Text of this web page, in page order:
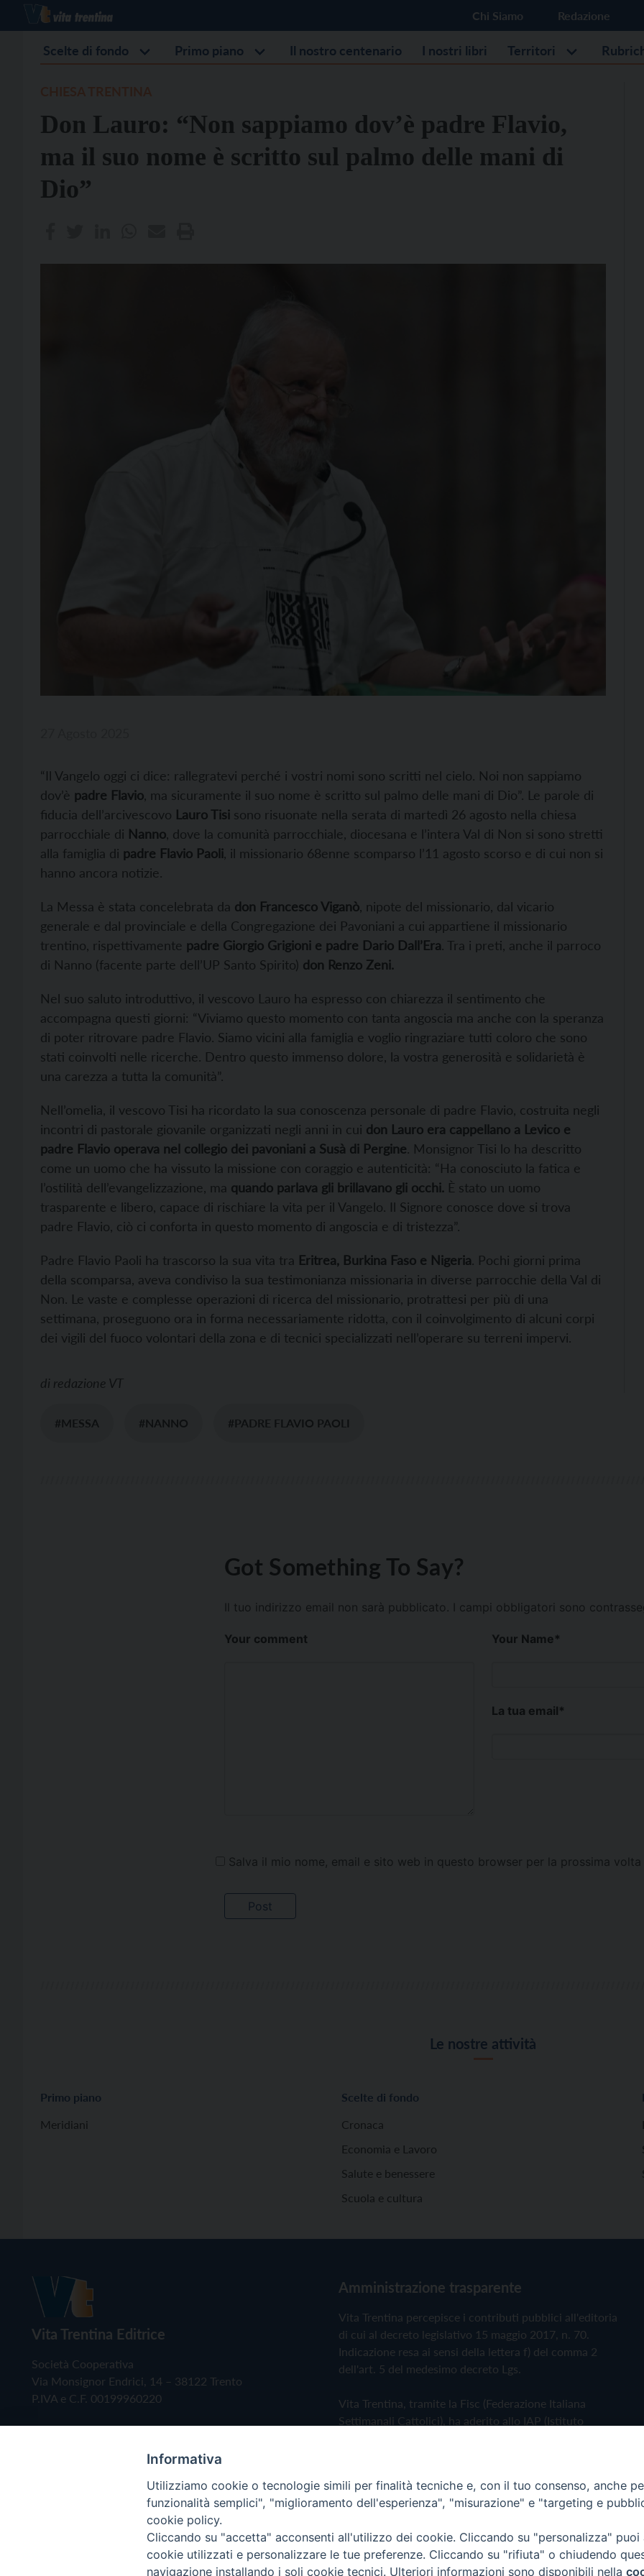
Chi Siamo Redazione
Scelte di fondo Primo piano Il nostro centenario I nostri libri Territori
Don Lauro: “Non sappiamo dov’è padre Flavio,
ma il suo nome è scritto sul palmo delle mani di
Dio”
“Il Vangelo oggi ci dice: rallegratevi perché i vostri nomi sono scritti nel cielo. Noi non sappiamo
dov’è padre Flavio , ma sicuramente il suo nome è scritto sul palmo delle mani di Dio”. Le parole di
fiducia dell’arcivescovo Lauro Tisi sono risuonate nella serata di martedì 26 agosto nella chiesa
parrocchiale di Nanno , dove la comunità parrocchiale, diocesana e l’intera Val di Non si sono stretti
alla famiglia di padre Flavio Paoli , il missionario 68enne scomparso l’11 agosto scorso e di cui non si
hanno ancora notizie.
La Messa è stata concelebrata da don Francesco Viganò , nipote del missionario, dal vicario
generale e dal provinciale e della Congregazione dei Pavoniani a cui appartiene il missionario
trentino, rispettivamente padre Giorgio Grigioni e padre Dario Dall’Era. Tra i preti, anche il parroco
di Nanno (facente parte dell’UP Santo Spirito) don Renzo Zeni.
Nel suo saluto introduttivo, il vescovo Lauro ha espresso con chiarezza il sentimento che
accompagna questi giorni: “Viviamo questo momento con tanta angoscia ma anche con la speranza
di poter ritrovare padre Flavio. Siamo vicini alla famiglia e voglio ringraziare tutti coloro che sono
stati coinvolti nelle ricerche. Dentro questo immenso dolore, la vostra generosità e solidarietà è
una carezza a tutta la comunità”.
Nell’omelia, il vescovo Tisi ha ricordato la sua conoscenza personale di padre Flavio, costruita negli
incontri di pastorale giovanile organizzati negli anni in cui don Lauro era cappellano a Levico e
padre Flavio operava nel collegio dei pavoniani a Susà di Pergine. Monsignor Tisi lo ha descritto
come un uomo che ha vissuto la missione con coraggio e autenticità: “Ha conosciuto la fatica e
l’ostilità dell’evangelizzazione, ma quando parlava gli brillavano gli occhi. È stato un uomo
trasparente e libero, capace di rischiare la vita per il Vangelo. Il Signore conosce dove si trova
padre Flavio, ciò ci conforta in questo momento di angoscia e di tristezza”.
Padre Flavio Paoli ha trascorso la sua vita tra Eritrea, Burkina Faso e Nigeria. Pochi giorni prima
della scomparsa, aveva condiviso la sua testimonianza missionaria in diverse parrocchie della Val di
Non. Le vaste e complesse operazioni di ricerca del missionario, protrattesi per più di una
settimana, proseguono ora in forma necessariamente ridotta, con il coinvolgimento di alcuni corpi
dei vigili del fuoco volontari della zona e di tecnici specializzati nell’operare su terreni impervi.
di redazione VT
#MESSA #NANNO #PADRE FLAVIO PAOLI
Got Something To Say?
Il tuo indirizzo email non sarà pubblicato. I campi obbligatori sono
Your comment Your Name*
La tua email*
Salva il mio nome, email e sito web in questo browser per la prossima
Le nostre attività
Primo piano
Meridiani
Scelte di fondo
Cronaca
Economia e Lavoro
Salute e benessere
Scuola e cultura
Vita Trentina Editrice
Società Cooperativa
Via Monsignor Endrici, 14 – 38122 Trento
P.IVA e C.F. 00199960220
Amministrazione trasparente
Vita Trentina percepisce i contributi pubblici all'editoria
di cui al decreto legislativo 15 maggio 2017, n. 70.
Indicazione resa ai sensi della lettera f) del comma 2
dell'art. 5 del medesimo decreto Lgs.
Vita Trentina, tramite la Fisc (Federazione Italiana
Settimanali Cattolici), ha aderito allo IAP (Istituto
Privacy Policy Cookie Policy
Copyright © 2019 - Tutti i diritti riservati - Vita Trentina Editrice
Informativa
Utilizziamo cookie o tecnologie simili per finalità tecniche e, con il tuo consenso, anche
funzionalità semplici", "miglioramento dell'esperienza", "misurazione" e "targeting e
cookie policy.
Cliccando su "accetta" acconsenti all'utilizzo dei cookie. Cliccando su "personalizza"
cookie utilizzati e personalizzare le tue preferenze. Cliccando su "rifiuta" o chiudendo
navigazione installando i soli cookie tecnici. Ulteriori informazioni sono disponibili nella